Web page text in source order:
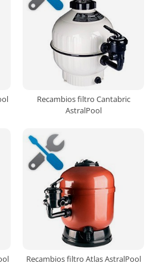
Recambios filtro Cantabric
AstralPool
Recambios filtro Atlas AstralPool